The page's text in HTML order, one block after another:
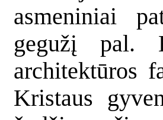
asmeniniai
gegužį pal.
architektūros
Kristaus